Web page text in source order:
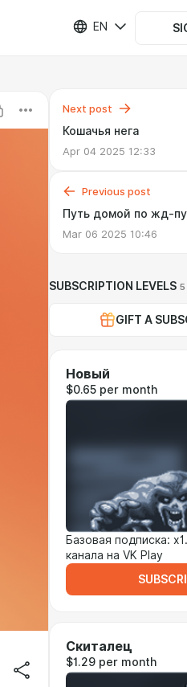
EN
Next post
Кошачья нега
Apr 04 2025 12:33
Previous post
Путь домой по жд-
Mar 06 2025 10:46
SUBSCRIPTION LEVELS 5
GIFT A
Новый
$0.65 per month
Базовая подписка:
канала на VK Play
Скиталец
$1.29 per month